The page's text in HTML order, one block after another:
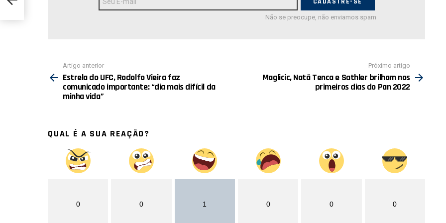
de
E-
Não se preocupe, não enviamos spam
mais
Artigo anterior
Estrela do UFC, Rodolfo Vieira faz
comunicado importante: “dia mais difícil da
minha vida”
Próximo artigo
Maglicic, Natã Tenca e Sathler brilham nos
primeiros dias do Pan 2022
QUAL É A SUA REAÇÃO?
0 0 1 0 0 0